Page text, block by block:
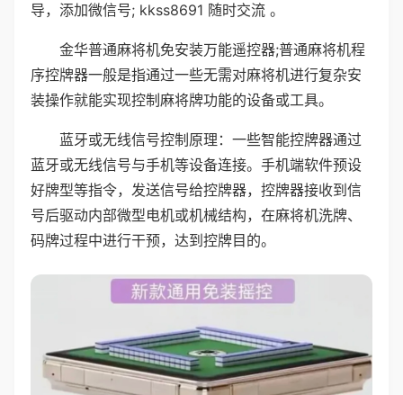
导，添加微信号; kkss8691 随时交流 。
金华普通麻将机免安装万能遥控器;普通麻将机程
序控牌器一般是指通过一些无需对麻将机进行复杂安
装操作就能实现控制麻将牌功能的设备或工具。
蓝牙或无线信号控制原理：一些智能控牌器通过
蓝牙或无线信号与手机等设备连接。手机端软件预设
好牌型等指令，发送信号给控牌器，控牌器接收到信
号后驱动内部微型电机或机械结构，在麻将机洗牌、
码牌过程中进行干预，达到控牌目的。